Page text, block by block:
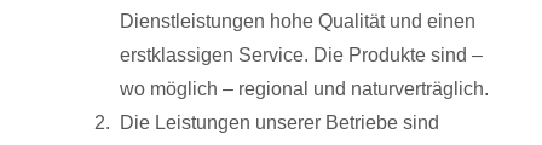
Dienstleistungen hohe Qualität und einen
erstklassigen Service. Die Produkte sind –
wo möglich – regional und naturverträglich.
Die Leistungen unserer Betriebe sind